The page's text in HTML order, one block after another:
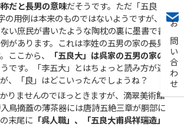
お問い合わせ
称だと長男の意味だそうです。ただ「五良
の用例は本来のものではないようですが、
い庶民が書いたような陶枕の裏に墨書で書
があります。これは李姓の五男の家の長男
ここから、
「五良大」は呉家の五男の家の
です。「李五大」とはちょっと読み方が違
、「良」はどこいったんでしょうね？
りませんのでほっときますが、滴翠美術館
鳥摘蓋の薄茶器には唐詩五絶三章が胴部に
末尾に 「呉人職」、「五良大甫呉祥瑞造」